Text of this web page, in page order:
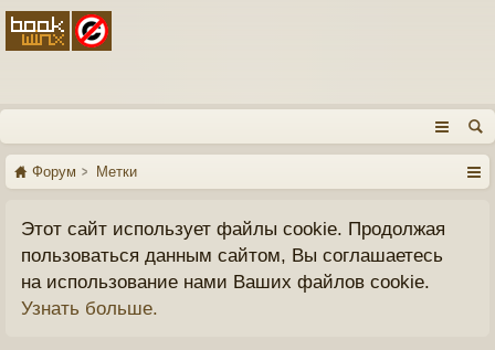
Форум Метки
Этот сайт использует файлы cookie. Продолжая
пользоваться данным сайтом, Вы соглашаетесь
на использование нами Ваших файлов cookie.
Узнать больше.